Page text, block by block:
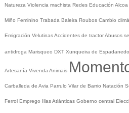
Natureza Violencia machista Redes Educación Alcoa
Miño Feminino Trabada Baleira Roubos Cambio
Emigración VelutinasAccidentes de tractorAbusos
antidroga Marisqueo DXT Xunqueira de Espadanedo
Artesanía Vivenda Animais
Carballeda de Avia Parrulo Vilar de Barrio Natación
Ferrol Emprego Illas Atlánticas Goberno central